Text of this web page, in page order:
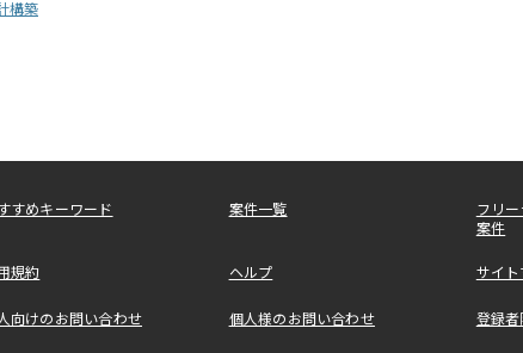
構築
すめキーワード 案件一覧
フリ
案件
規約 ヘルプ サイ
向けのお問い合わせ 個人様のお問い合わせ 登録